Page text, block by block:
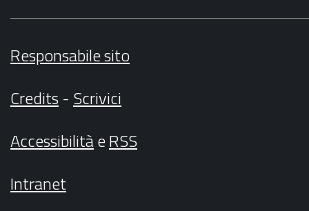
Responsabile sito
Credits- Scrivici
AccessibilitàeRSS
Intranet